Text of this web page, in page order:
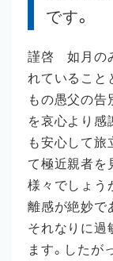
です。
謹啓 如月の
れていること
もの愚父の告
を哀心より感
も安心して旅
て極近親者を
様々でしょう
離感が絶妙で
それなりに過
ます。したが